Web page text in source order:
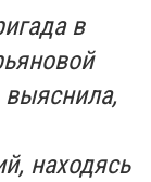
в
находясь